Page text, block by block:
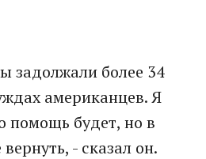
задолжали более 34
американцев. Я
помощь будет, но в
- сказал он.